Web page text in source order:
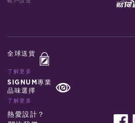
全球送貨
了解更多
SIGNUM專業
品味選擇
了解更多
熱愛設計？